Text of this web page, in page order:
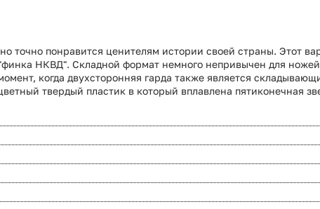
понравится ценителям истории своей страны. Этот
НКВД". Складной формат немного непривычен для ножей
когда двухсторонняя гарда также является
твердый пластик в который вплавлена пятиконечная